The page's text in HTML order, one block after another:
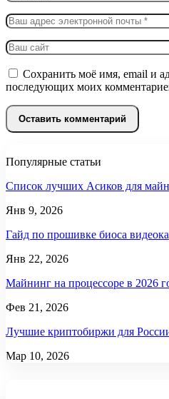
Сохранить моё имя, email и
последующих моих
Популярные статьи
Список лучших Асиков для
Янв 9, 2026
Гайд по прошивке биоса
Янв 22, 2026
Майнинг на процессоре в 2026
Фев 21, 2026
Лучшие криптобиржи для
Мар 10, 2026